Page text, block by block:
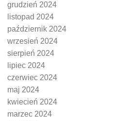
grudzień 2024
listopad 2024
październik 2024
wrzesień 2024
sierpień 2024
lipiec 2024
czerwiec 2024
maj 2024
kwiecień 2024
marzec 2024